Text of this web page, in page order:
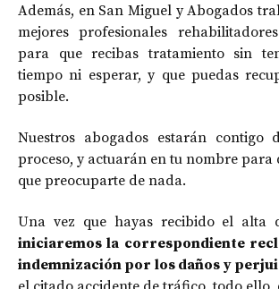
Además, en San Miguel y Abogados
mejores profesionales
para que recibas tratamiento sin
tiempo ni esperar, y que puedas
posible.
Nuestros abogados estarán contigo
proceso, y actuarán en tu nombre para
que preocuparte de nada.
Una vez que hayas recibido el alta
iniciaremos la correspondiente
indemnización por los daños y